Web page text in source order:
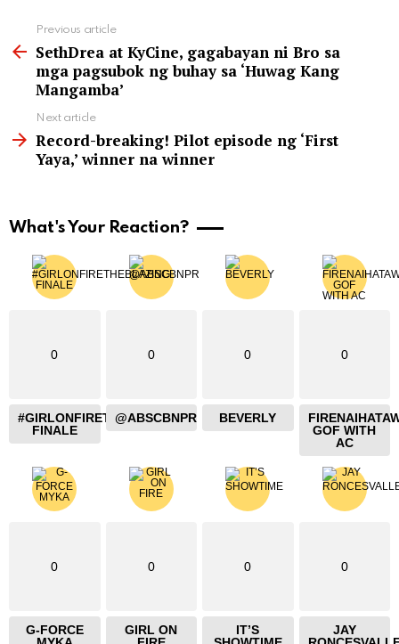
more
Previous article
SethDrea at KyCine, gagabayan ni Bro sa
mga pagsubok ng buhay sa ‘Huwag Kang
Mangamba’
Next article
Record-breaking! Pilot episode ng ‘First
Yaya,’ winner na winner
What's Your Reaction?
0
#GIRLONFIRETHEBLAZING
FINALE
0
@ABSCBNPR
0
BEVERLY
0
GOF WITH
AC
0
G-FORCE
0
GIRL ON
0
IT’S
0
JAY